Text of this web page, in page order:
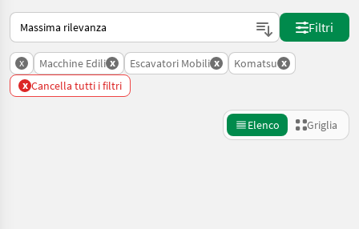
Ecco come viene ordinato su Landwirt.com
Filtri
x Macchine Edili x Escavatori Mobili x Komatsu x
x Cancella tutti i filtri
Elenco Griglia